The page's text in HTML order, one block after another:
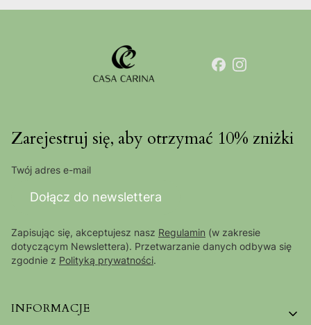
Zarejestruj się, aby otrzymać 10% zniżki
Twój adres e-mail
Dołącz do newslettera
Zapisując się, akceptujesz nasz Regulamin (w zakresie
dotyczącym Newslettera). Przetwarzanie danych odbywa się
zgodnie z Polityką prywatności.
Linki w stopce
INFORMACJE